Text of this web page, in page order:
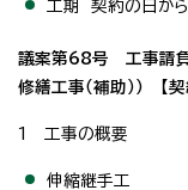
工期 契約の日か
議案第68号 工事請負
修繕工事（補助）） 【
1 工事の概要
伸縮継手工